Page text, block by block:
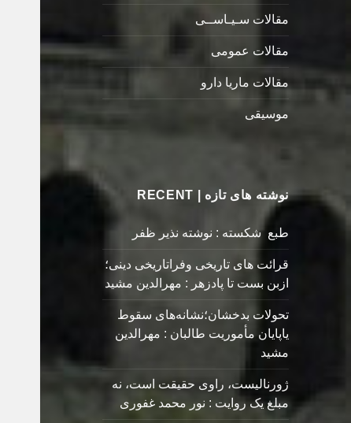
مقالات سـیـاســی
مقالات عمومی
مقالات ماریا دارو
موسیقی
نوشته های تازه | RECENT
طبع شکسته : نوشته نذیر ظفر
قرائت های تاریخی وفراتاریخی دینی؛
ازبن بست تا پادزهر : مهرالدین مشید
تحولات بدخشان؛نشانه‌های سقوط
یاپایان مأموریت طالبان : مهرالدین
مشید
ژورنالیست، راوی حقیقت است، نه
مبلغ یک روایت : نور محمد غفوری